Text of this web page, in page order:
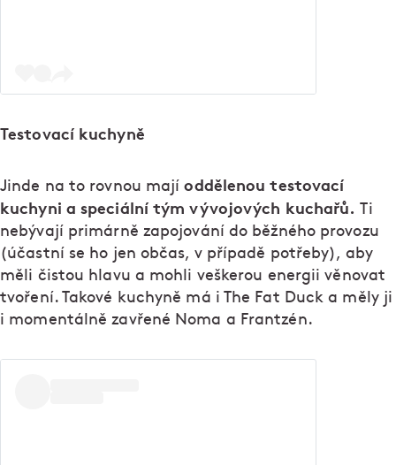
Testovací kuchyně
Jinde na to rovnou majíoddělenou testovací
kuchyni a speciální tým vývojových kuchařů.Ti
nebývají primárně zapojování do běžného provozu
(účastní se ho jen občas, v případě potřeby), aby
měli čistou hlavu a mohli veškerou energii věnovat
tvoření. Takové kuchyně má i The Fat Duck a měly ji
i momentálně zavřené Noma a Frantzén.